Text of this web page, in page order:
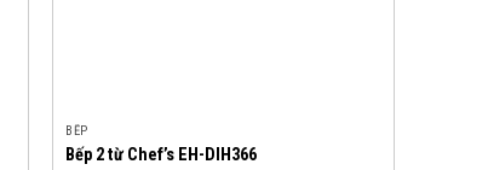
BẾP
Bếp 2 từ Chef’s EH-DIH366